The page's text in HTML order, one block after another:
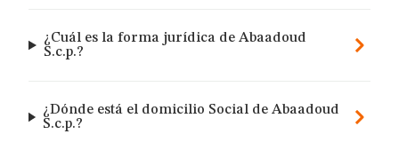
¿Cuál es la forma jurídica de Abaadoud
S.c.p.?
¿Dónde está el domicilio Social de Abaadoud
S.c.p.?